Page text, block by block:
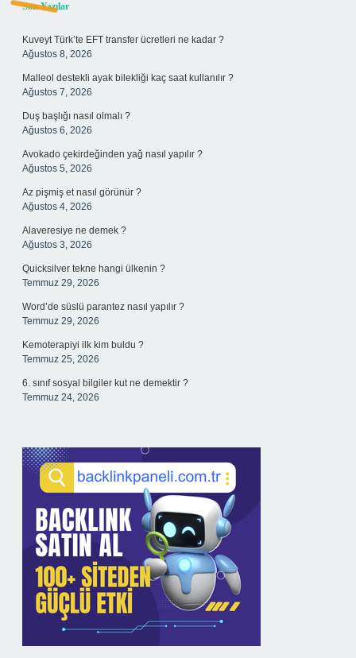
Sidebar
Son Yazılar
Kuveyt Türk’te EFT transfer ücretleri ne kadar ?
Ağustos 8, 2026
Malleol destekli ayak bilekliği kaç saat kullanılır ?
Ağustos 7, 2026
Duş başlığı nasıl olmalı ?
Ağustos 6, 2026
Avokado çekirdeğinden yağ nasıl yapılır ?
Ağustos 5, 2026
Az pişmiş et nasıl görünür ?
Ağustos 4, 2026
Alaveresiye ne demek ?
Ağustos 3, 2026
Quicksilver tekne hangi ülkenin ?
Temmuz 29, 2026
Word’de süslü parantez nasıl yapılır ?
Temmuz 29, 2026
Kemoterapiyi ilk kim buldu ?
Temmuz 25, 2026
6. sınıf sosyal bilgiler kut ne demektir ?
Temmuz 24, 2026